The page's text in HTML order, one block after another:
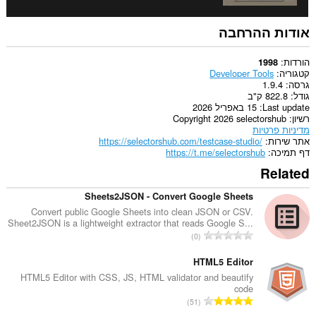
הגלישה
שלך.
אודות ההרחבה
הורדות 1998
קטגוריה Developer Tools
גרסה 1.9.4
גודל 822.8 ק"ב
Last update 15 באפריל 2026
רשיון Copyright 2026 selectorshub
מדיניות פרטיות
אתר שירות https://selectorshub.com/testcase-studio/
דף תמיכה https://t.me/selectorshub
Related
Sheets2JSON - Convert Google Sheets
Convert public Google Sheets into clean JSON or CSV.
Sheet2JSON is a lightweight extractor that reads Google S...
מ
פ
ר
י
0
HTML5 Editor
HTML5 Editor with CSS, JS, HTML validator and beautify
code
מ51